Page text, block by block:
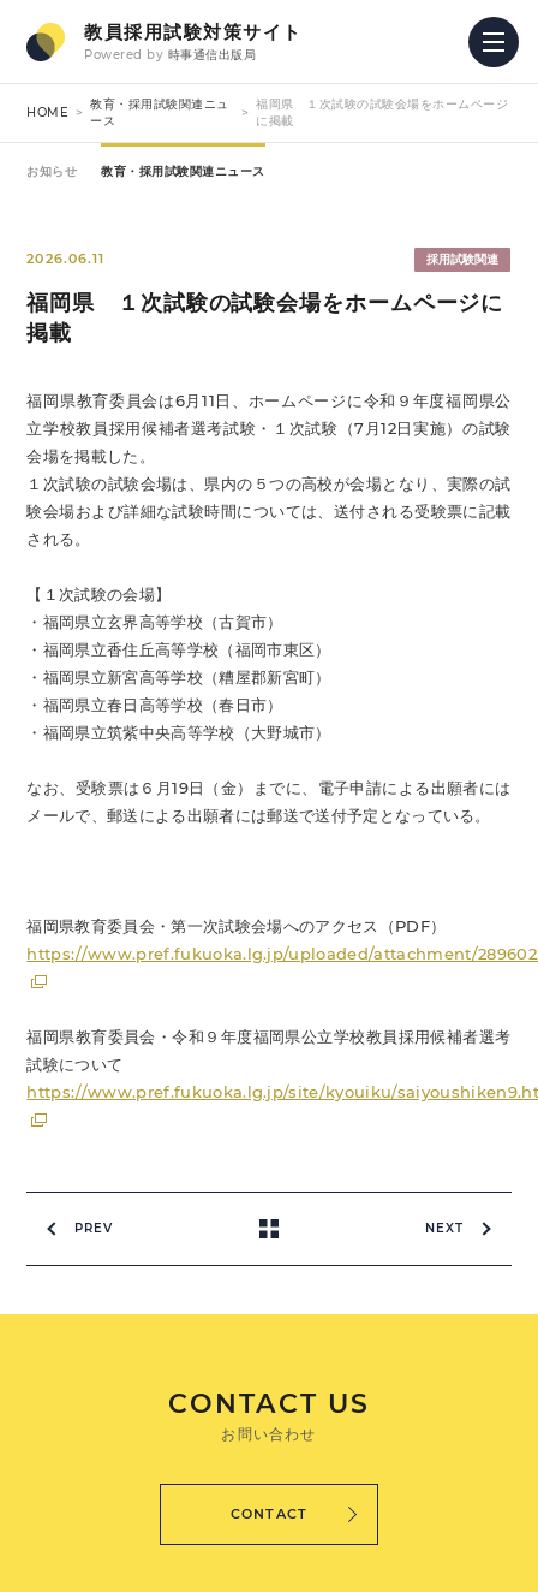
教員採用試験対策サイト
Powered by 時事通信出版局
HOME
教育・採用試験関連ニュ
ース
福岡県 １次試験の試験会場をホームページ
に掲載
お知らせ 教育・採用試験関連ニュース
2026.06.11 採用試験関連
福岡県 １次試験の試験会場をホームページに
掲載
福岡県教育委員会は6月11日、ホームページに令和９年度福岡県公
立学校教員採用候補者選考試験・１次試験（7月12日実施）の試験
会場を掲載した。
１次試験の試験会場は、県内の５つの高校が会場となり、実際の試
験会場および詳細な試験時間については、送付される受験票に記載
される。
【１次試験の会場】
・福岡県立玄界高等学校（古賀市）
・福岡県立香住丘高等学校（福岡市東区）
・福岡県立新宮高等学校（糟屋郡新宮町）
・福岡県立春日高等学校（春日市）
・福岡県立筑紫中央高等学校（大野城市）
なお、受験票は６月19日（金）までに、電子申請による出願者には
メールで、郵送による出願者には郵送で送付予定となっている。
福岡県教育委員会・第一次試験会場へのアクセス（PDF）
https://www.pref.fukuoka.lg.jp/uploaded/attachment/
福岡県教育委員会・令和９年度福岡県公立学校教員採用候補者選考
試験について
https://www.pref.fukuoka.lg.jp/site/kyouiku/
PREV NEXT
CONTACT US
お問い合わせ
CONTACT